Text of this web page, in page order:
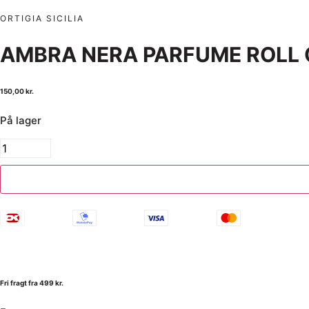
ORTIGIA SICILIA
AMBRA NERA PARFUME ROLL
150,00kr.
På lager
Fri fragt fra 499 kr.